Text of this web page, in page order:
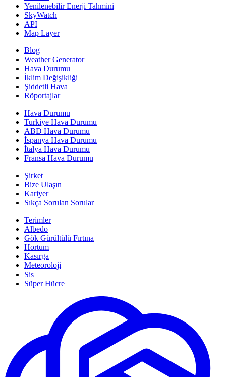
Yenilenebilir Enerji Tahmini
SkyWatch
API
Map Layer
Blog
Weather Generator
Hava Durumu
İklim Değişikliği
Şiddetli Hava
Röportajlar
Hava Durumu
Turkiye Hava Durumu
ABD Hava Durumu
İspanya Hava Durumu
İtalya Hava Durumu
Fransa Hava Durumu
Şirket
Bize Ulaşın
Kariyer
Sıkça Sorulan Sorular
Terimler
Albedo
Gök Gürültülü Fırtına
Hortum
Kasırga
Meteoroloji
Sis
Süper Hücre